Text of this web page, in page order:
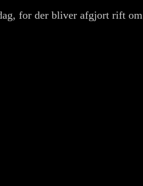
for der bliver afgjort rift om